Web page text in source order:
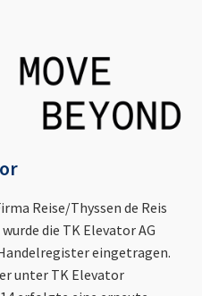
Reise/Thyssen de Reis
die TK Elevator AG
eingetragen.
unter TK Elevator